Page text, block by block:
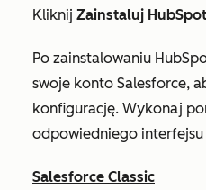
Kliknij Zainstaluj
Po zainstalowaniu
swoje konto Salesforce,
konfigurację. Wykonaj
odpowiedniego interfejsu
Salesforce Classic